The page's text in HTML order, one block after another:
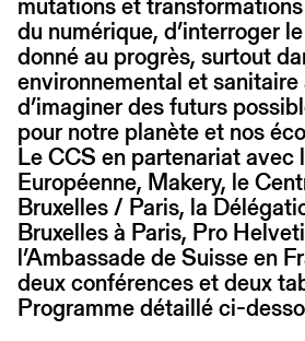
du numérique, d’interroger
donné au progrès, surtout
environnemental et
d’imaginer des futurs
pour notre planète et nos
Le CCS en partenariat avec
Européenne, Makery, le
Bruxelles / Paris, la
Bruxelles à Paris, Pro
l’Ambassade de Suisse en
deux conférences et deux
Programme détaillé ci-